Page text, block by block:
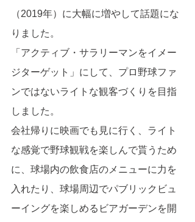
（2019年）に大幅に増やして話題にな
りました。
「アクティブ・サラリーマンをイメー
ジターゲット」にして、プロ野球ファ
ンではないライトな観客づくりを目指
しました。
会社帰りに映画でも見に行く、ライト
な感覚で野球観戦を楽しんで貰うため
に、球場内の飲食店のメニューに力を
入れたり、球場周辺でパブリックビュ
ーイングを楽しめるビアガーデンを開